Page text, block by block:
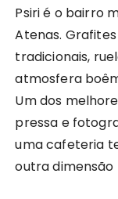
Psiri é o bairro
Atenas.
tradicionais,
atmosfera
Um dos
pressa e
uma cafeteria
outra dimensão